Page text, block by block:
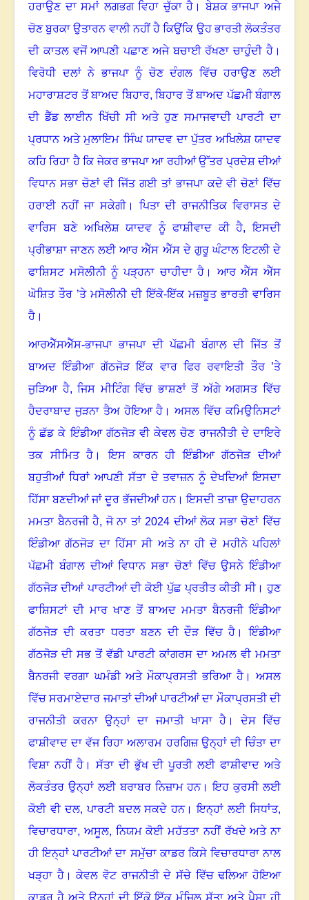
ਹਰਾਉਣ ਦਾ ਸਮਾਂ ਲਗਭਗ ਵਿਹਾ ਚੁੱਕਾ ਹੈ। ਬੇਸ਼ਕ ਭਾਜਪਾ ਅਜੇ
ਚੋਣ ਬੁਰਕਾ ਉਤਾਰਨ ਵਾਲੀ ਨਹੀਂ ਹੈ ਕਿਉਂਕਿ ਉਹ ਭਾਰਤੀ ਲੋਕਤੰਤਰ
ਦੀ ਕਾਤਲ ਵਜੋਂ ਆਪਣੀ ਪਛਾਣ ਅਜੇ ਬਚਾਈ ਰੱਖਣਾ ਚਾਹੁੰਦੀ ਹੈ ।
ਵਿਰੋਧੀ ਦਲਾਂ ਨੇ ਭਾਜਪਾ ਨੂੰ ਚੋਣ ਦੰਗਲ ਵਿੱਚ ਹਰਾਉਣ ਲਈ
ਮਹਾਰਾਸ਼ਟਰ ਤੋਂ ਬਾਅਦ ਬਿਹਾਰ, ਬਿਹਾਰ ਤੋਂ ਬਾਅਦ ਪੱਛਮੀ ਬੰਗਾਲ
ਦੀ ਡੈੱਡ ਲਾਈਨ ਖਿੱਚੀ ਸੀ ਅਤੇ ਹੁਣ ਸਮਾਜਵਾਦੀ ਪਾਰਟੀ ਦਾ
ਪ੍ਰਧਾਨ ਅਤੇ ਮੁਲਾਇਮ ਸਿੰਘ ਯਾਦਵ ਦਾ ਪੁੱਤਰ ਅਖਿਲੇਸ਼ ਯਾਦਵ
ਕਹਿ ਰਿਹਾ ਹੈ ਕਿ ਜੇਕਰ ਭਾਜਪਾ ਆ ਰਹੀਆਂ ਉੱਤਰ ਪ੍ਰਦੇਸ਼ ਦੀਆਂ
ਵਿਧਾਨ ਸਭਾ ਚੋਣਾਂ ਵੀ ਜਿੱਤ ਗਈ ਤਾਂ ਭਾਜਪਾ ਕਦੇ ਵੀ ਚੋਣਾਂ ਵਿੱਚ
ਹਰਾਈ ਨਹੀਂ ਜਾ ਸਕੇਗੀ। ਪਿਤਾ ਦੀ ਰਾਜਨੀਤਿਕ ਵਿਰਾਸਤ ਦੇ
ਵਾਰਿਸ ਬਣੇ ਅਖਿਲੇਸ਼ ਯਾਦਵ ਨੂੰ ਫਾਸ਼ੀਵਾਦ ਕੀ ਹੈ,ਇਸਦੀ
ਪ੍ਰੀਭਾਸ਼ਾ ਜਾਣਨ ਲਈ ਆਰ ਐੱਸ ਐੱਸ ਦੇ ਗੁਰੂ ਘੰਟਾਲ ਇਟਲੀ ਦੇ
ਫਾਸ਼ਿਸਟ ਮਸੋਲੀਨੀ ਨੂੰ ਪੜ੍ਹਨਾ ਚਾਹੀਦਾ ਹੈ । ਆਰ ਐੱਸ ਐੱਸ
ਘੋਸ਼ਿਤ ਤੌਰ ’ਤੇ ਮਸੋਲੀਨੀ ਦੀ ਇੱਕੋ-ਇੱਕ ਮਜ਼ਬੂਤ ਭਾਰਤੀ ਵਾਰਿਸ
ਹੈ ।
ਆਰਐੱਸਐੱਸ-ਭਾਜਪਾ ਭਾਜਪਾ ਦੀ ਪੱਛਮੀ ਬੰਗਾਲ ਦੀ ਜਿੱਤ ਤੋਂ
ਬਾਅਦ ਇੰਡੀਆ ਗੱਠਜੋੜ ਇੱਕ ਵਾਰ ਫਿਰ ਰਵਾਇਤੀ ਤੌਰ ’ਤੇ
ਜੁੜਿਆ ਹੈ,ਜਿਸ ਮੀਟਿੰਗ ਵਿੱਚ ਭਾਸ਼ਣਾਂ ਤੋਂ ਅੱਗੇ ਅਗਸਤ ਵਿੱਚ
ਹੈਦਰਾਬਾਦ ਜੁੜਨਾ ਤੈਅ ਹੋਇਆ ਹੈ ।ਅਸਲ ਵਿੱਚ ਕਮਿਉਨਿਸਟਾਂ
ਨੂੰ ਛੱਡ ਕੇ ਇੰਡੀਆ ਗੱਠਜੋੜ ਵੀ ਕੇਵਲ ਚੋਣ ਰਾਜਨੀਤੀ ਦੇ ਦਾਇਰੇ
ਤਕ ਸੀਮਿਤ ਹੈ ।ਇਸ ਕਾਰਨ ਹੀ ਇੰਡੀਆ ਗੱਠਜੋੜ ਦੀਆਂ
ਬਹੁਤੀਆਂ ਧਿਰਾਂ ਆਪਣੀ ਸੱਤਾ ਦੇ ਤਵਾਜ਼ਨ ਨੂੰ ਦੇਖਦਿਆਂ ਇਸਦਾ
ਹਿੱਸਾ ਬਣਦੀਆਂ ਜਾਂ ਦੂਰ ਭੱਜਦੀਆਂ ਹਨ।ਇਸਦੀ ਤਾਜ਼ਾ ਉਦਾਹਰਨ
ਮਮਤਾ ਬੈਨਰਜੀ ਹੈ,ਜੋ ਨਾ ਤਾਂ 2024 ਦੀਆਂ ਲੋਕ ਸਭਾ ਚੋਣਾਂ ਵਿੱਚ
ਇੰਡੀਆ ਗੱਠਜੋੜ ਦਾ ਹਿੱਸਾ ਸੀ ਅਤੇ ਨਾ ਹੀ ਦੋ ਮਹੀਨੇ ਪਹਿਲਾਂ
ਪੱਛਮੀ ਬੰਗਾਲ ਦੀਆਂ ਵਿਧਾਨ ਸਭਾ ਚੋਣਾਂ ਵਿੱਚ ਉਸਨੇ ਇੰਡੀਆ
ਗੱਠਜੋੜ ਦੀਆਂ ਪਾਰਟੀਆਂ ਦੀ ਕੋਈ ਪੁੱਛ ਪ੍ਰਤੀਤ ਕੀਤੀ ਸੀ।ਹੁਣ
ਫਾਸ਼ਿਸਟਾਂ ਦੀ ਮਾਰ ਖਾਣ ਤੋਂ ਬਾਅਦ ਮਮਤਾ ਬੈਨਰਜੀ ਇੰਡੀਆ
ਗੱਠਜੋੜ ਦੀ ਕਰਤਾ ਧਰਤਾ ਬਣਨ ਦੀ ਦੌੜ ਵਿੱਚ ਹੈ ।ਇੰਡੀਆ
ਗੱਠਜੋੜ ਦੀ ਸਭ ਤੋਂ ਵੱਡੀ ਪਾਰਟੀ ਕਾਂਗਰਸ ਦਾ ਅਮਲ ਵੀ ਮਮਤਾ
ਬੈਨਰਜੀ ਵਰਗਾ ਘਮੰਡੀ ਅਤੇ ਮੌਕਾਪ੍ਰਸਤੀ ਭਰਿਆ ਹੈ।ਅਸਲ
ਵਿੱਚ ਸਰਮਾਏਦਾਰ ਜਮਾਤਾਂ ਦੀਆਂ ਪਾਰਟੀਆਂ ਦਾ ਮੌਕਾਪ੍ਰਸਤੀ ਦੀ
ਰਾਜਨੀਤੀ ਕਰਨਾ ਉਨ੍ਹਾਂ ਦਾ ਜਮਾਤੀ ਖਾਸਾ ਹੈ।ਦੇਸ ਵਿੱਚ
ਫਾਸ਼ੀਵਾਦ ਦਾ ਵੱਜ ਰਿਹਾ ਅਲਾਰਮ ਹਰਗਿਜ਼ ਉਨ੍ਹਾਂ ਦੀ ਚਿੰਤਾ ਦਾ
ਵਿਸ਼ਾ ਨਹੀਂ ਹੈ। ਸੱਤਾ ਦੀ ਭੁੱਖ ਦੀ ਪੂਰਤੀ ਲਈ ਫਾਸ਼ੀਵਾਦ ਅਤੇ
ਲੋਕਤੰਤਰ ਉਨ੍ਹਾਂ ਲਈ ਬਰਾਬਰ ਨਿਜ਼ਾਮ ਹਨ। ਇਹ ਕੁਰਸੀ ਲਈ
ਕੋਈ ਵੀ ਦਲ, ਪਾਰਟੀ ਬਦਲ ਸਕਦੇ ਹਨ। ਇਨ੍ਹਾਂ ਲਈ ਸਿਧਾਂਤ,
ਵਿਚਾਰਧਾਰਾ, ਅਸੂਲ, ਨਿਯਮ ਕੋਈ ਮਹੱਤਤਾ ਨਹੀਂ ਰੱਖਦੇ ਅਤੇ ਨਾ
ਹੀ ਇਨ੍ਹਾਂ ਪਾਰਟੀਆਂ ਦਾ ਸਮੁੱਚਾ ਕਾਡਰ ਕਿਸੇ ਵਿਚਾਰਧਾਰਾ ਨਾਲ
ਖੜ੍ਹਾ ਹੈ। ਕੇਵਲ ਵੋਟ ਰਾਜਨੀਤੀ ਦੇ ਸੱਚੇ ਵਿੱਚ ਢਲਿਆ ਹੋਇਆ